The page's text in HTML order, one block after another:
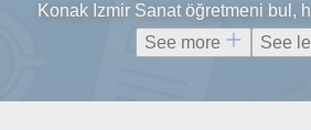
Konak Izmir Sanat öğretmeni bul,
See more
See